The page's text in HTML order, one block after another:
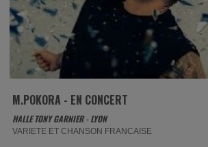
M.POKORA - EN CONCERT
HALLE TONY GARNIER - LYON
VARIETE ET CHANSON FRANCAISE